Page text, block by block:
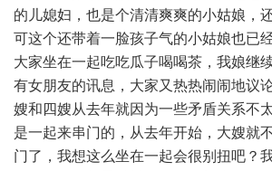
的儿媳妇，也是个清清爽爽的小姑娘，
可这个还带着一脸孩子气的小姑娘也已
大家坐在一起吃吃瓜子喝喝茶，我娘继
有女朋友的讯息，大家又热热闹闹地议
嫂和四嫂从去年就因为一些矛盾关系不
是一起来串门的，从去年开始，大嫂就
门了，我想这么坐在一起会很别扭吧？